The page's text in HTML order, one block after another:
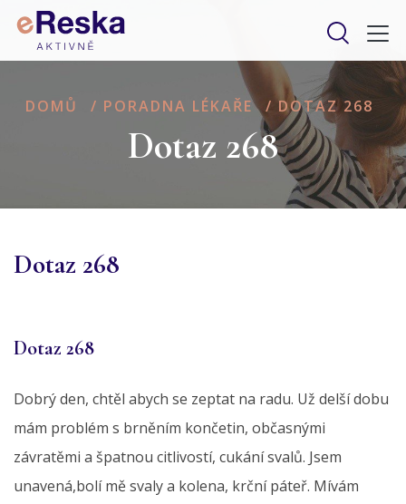
DOMŮ / PORADNA LÉKAŘE / DOTAZ 268
Dotaz 268
Dotaz 268
Dotaz 268
Dobrý den, chtěl abych se zeptat na radu. Už delší dobu
mám problém s brněním končetin, občasnými
závratěmi a špatnou citlivostí, cukání svalů. Jsem
unavená,bolí mě svaly a kolena, krční páteř. Mívám